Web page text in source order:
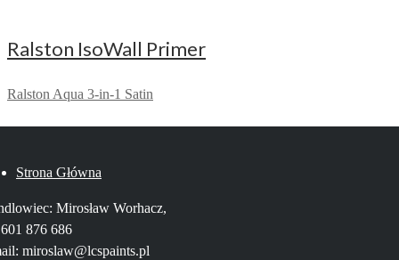
Ralston IsoWall Primer
Ralston Aqua 3-in-1 Satin
Strona Główna
Mirosław Worhacz,
876 686
miroslaw@lcspaints.pl